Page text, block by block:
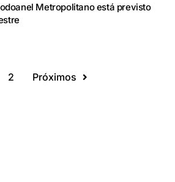
Metropolitano está previsto
2 Próximos